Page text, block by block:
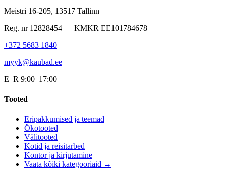
Meistri 16-205, 13517 Tallinn
Reg. nr 12828454 — KMKR EE101784678
+372 5683 1840
myyk@kaubad.ee
E–R 9:00–17:00
Tooted
Eripakkumised ja teemad
Ökotooted
Välitooted
Kotid ja reisitarbed
Kontor ja kirjutamine
Vaata kõiki kategooriaid →